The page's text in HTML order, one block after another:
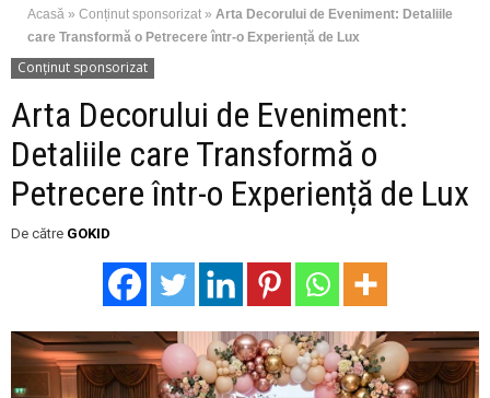
Acasă » Conținut sponsorizat » Arta Decorului de Eveniment: Detaliile
care Transformă o Petrecere într-o Experiență de Lux
Conținut sponsorizat
Arta Decorului de Eveniment:
Detaliile care Transformă o
Petrecere într-o Experiență de Lux
De către GOKID